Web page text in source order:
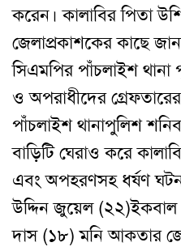
করেন।কালাবির পিতা
জেলাপ্রকাশকের কাছে
সিএমপির পাঁচলাইশ থানা
ও অপরাধীদের
পাঁচলাইশ থানাপুলিশ
বাড়িটি ঘেরাও করে
এবং অপহরণসহ ধর্ষণ
উদ্দিন জুয়েল (২২)
দাস (১৮) মনি আকতার